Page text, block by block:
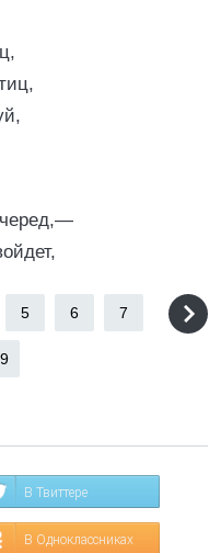
черед,—
5 6 7
В Твиттере
В Одноклассниках